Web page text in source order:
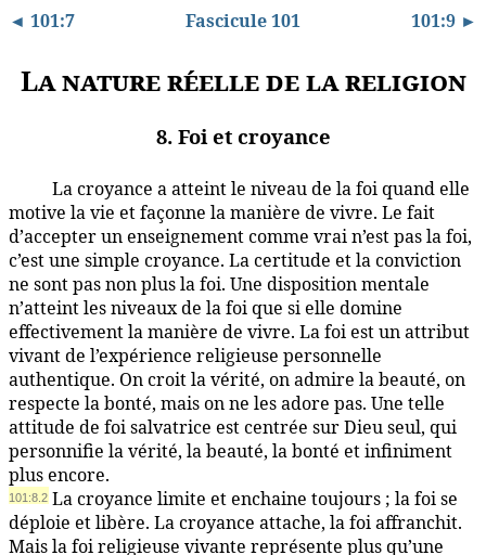
◄ 101:7 Fascicule 101 101:9 ►
La nature réelle de la religion
8. Foi et croyance
La croyance a atteint le niveau de la foi quand elle
motive la vie et façonne la manière de vivre. Le fait
d’accepter un enseignement comme vrai n’est pas la foi,
c’est une simple croyance. La certitude et la conviction
ne sont pas non plus la foi. Une disposition mentale
n’atteint les niveaux de la foi que si elle domine
effectivement la manière de vivre. La foi est un attribut
vivant de l’expérience religieuse personnelle
authentique. On croit la vérité, on admire la beauté, on
respecte la bonté, mais on ne les adore pas. Une telle
attitude de foi salvatrice est centrée sur Dieu seul, qui
personnifie la vérité, la beauté, la bonté et infiniment
plus encore.
101:8.2 La croyance limite et enchaine toujours ; la foi se
déploie et libère. La croyance attache, la foi affranchit.
Mais la foi religieuse vivante représente plus qu’une